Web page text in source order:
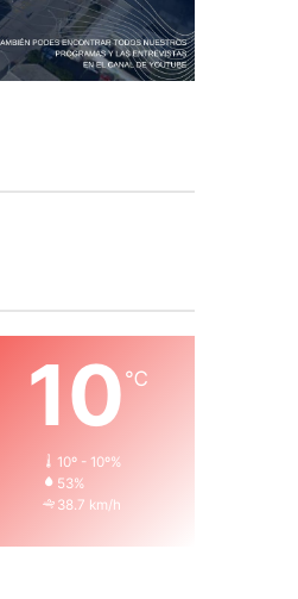
10℃
10º - 10º%
53%
38.7 km/h